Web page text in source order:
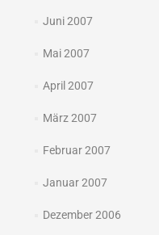
Juni 2007
Mai 2007
April 2007
März 2007
Februar 2007
Januar 2007
Dezember 2006